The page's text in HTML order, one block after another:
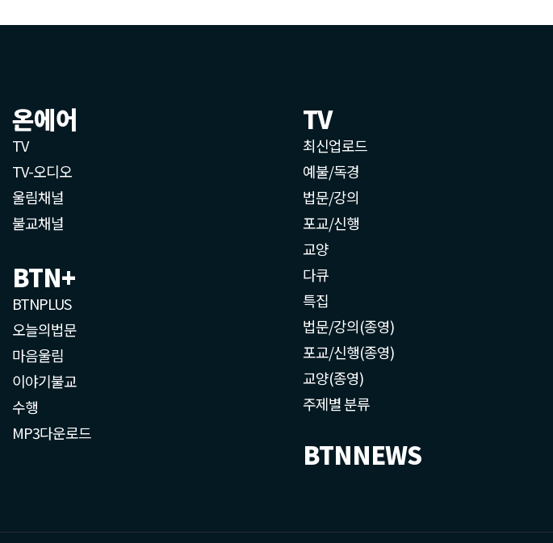
온에어
TV
TV-오디오
울림채널
불교채널
BTN+
BTNPLUS
오늘의법문
마음울림
이야기불교
수행
MP3다운로드
TV
최신업로드
예불/독경
법문/강의
포교/신행
교양
다큐
특집
법문/강의(종영)
포교/신행(종영)
교양(종영)
주제별 분류
BTNNEWS